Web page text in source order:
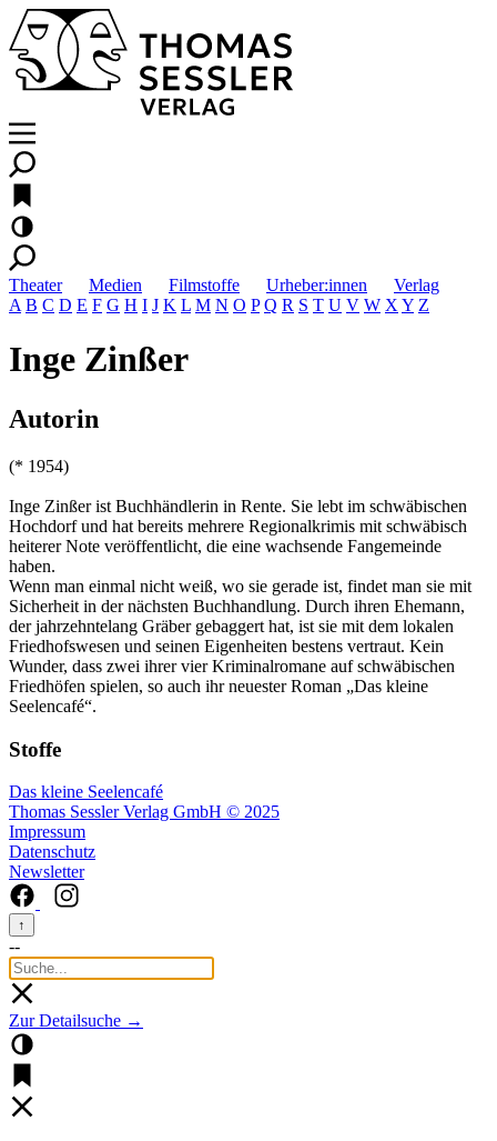
Theater Medien Filmstoffe Urheber:innen
Verlag
A B C D E F G H I J K L M N O P Q R S T U V W X Y Z
Inge Zinßer
Autorin
(* 1954)
Inge Zinßer ist Buchhändlerin in Rente. Sie lebt im schwäbischen
Hochdorf und hat bereits mehrere Regionalkrimis mit schwäbisch
heiterer Note veröffentlicht, die eine wachsende Fangemeinde
haben.
Wenn man einmal nicht weiß, wo sie gerade ist, findet man sie mit
Sicherheit in der nächsten Buchhandlung. Durch ihren Ehemann,
der jahrzehntelang Gräber gebaggert hat, ist sie mit dem lokalen
Friedhofswesen und seinen Eigenheiten bestens vertraut. Kein
Wunder, dass zwei ihrer vier Kriminalromane auf schwäbischen
Friedhöfen spielen, so auch ihr neuester Roman „Das kleine
Seelencafé“.
Stoffe
Das kleine Seelencafé
Thomas Sessler Verlag GmbH © 2025
Impressum
Datenschutz
Newsletter
↑
--
Zur Detailsuche →